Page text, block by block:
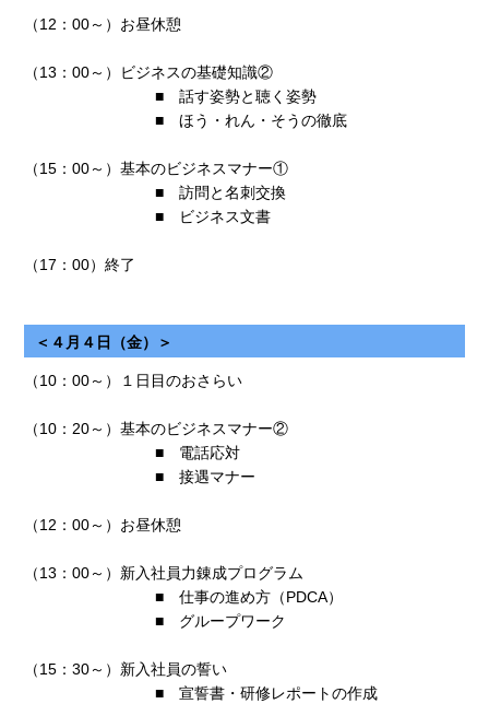
（12：00～）お昼休憩
（13：00～）ビジネスの基礎知識②
■ 話す姿勢と聴く姿勢
■ ほう・れん・そうの徹底
（15：00～）基本のビジネスマナー①
■ 訪問と名刺交換
■ ビジネス文書
（17：00）終了
＜４月４日（金）＞
（10：00～）１日目のおさらい
（10：20～）基本のビジネスマナー②
■ 電話応対
■ 接遇マナー
（12：00～）お昼休憩
（13：00～）新入社員力錬成プログラム
■ 仕事の進め方（PDCA）
■ グループワーク
（15：30～）新入社員の誓い
■ 宣誓書・研修レポートの作成